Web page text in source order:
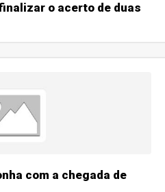
o acerto de duas
com a chegada de